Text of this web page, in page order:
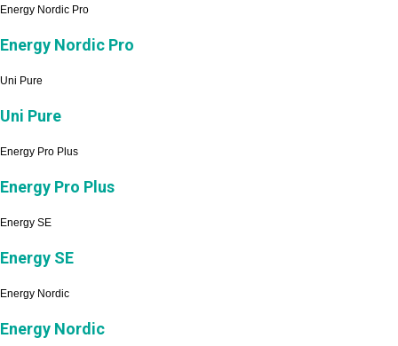
Energy Nordic Pro
Energy Nordic Pro
Uni Pure
Uni Pure
Energy Pro Plus
Energy Pro Plus
Energy SE
Energy SE
Energy Nordic
Energy Nordic